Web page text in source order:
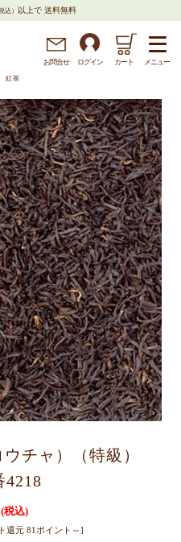
込） 以上で 送料無料
お問合せ ログイン カート メニュー
紅茶
ウチャ）（特級）
(税込)
還元 81ポイント～]